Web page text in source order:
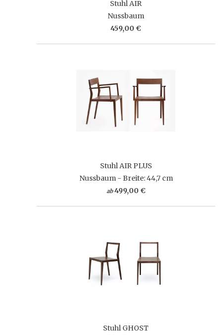
Stuhl AIR
Nussbaum
459,00 €
Stuhl AIR PLUS
Nussbaum - Breite: 44,7 cm
ab 499,00 €
Stuhl GHOST